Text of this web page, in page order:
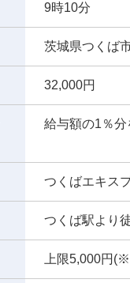
9時10分
茨城県つくば
32,000円
給与額の1％分
つくばエキス
つくば駅より
上限5,000円